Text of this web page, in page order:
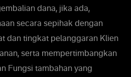
dana, jika ada,
secara sepihak dengan
dan tingkat pelanggaran Klien
serta mempertimbangkan
Fungsi tambahan yang